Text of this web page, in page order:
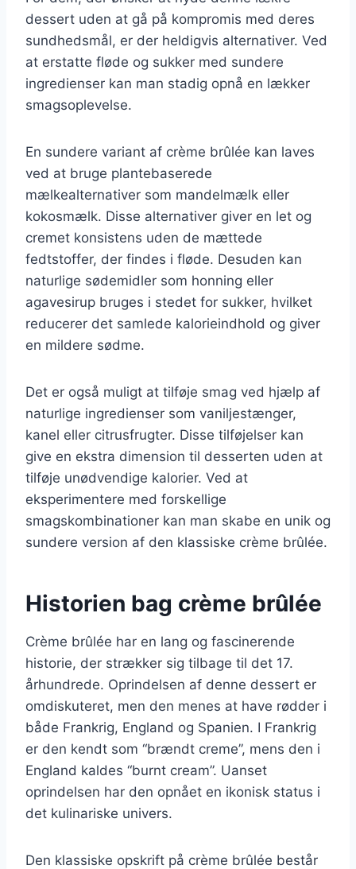
dessert uden at gå på kompromis med deres
sundhedsmål, er der heldigvis alternativer. Ved
at erstatte fløde og sukker med sundere
ingredienser kan man stadig opnå en lækker
smagsoplevelse.
En sundere variant af crème brûlée kan laves
ved at bruge plantebaserede
mælkealternativer som mandelmælk eller
kokosmælk. Disse alternativer giver en let og
cremet konsistens uden de mættede
fedtstoffer, der findes i fløde. Desuden kan
naturlige sødemidler som honning eller
agavesirup bruges i stedet for sukker, hvilket
reducerer det samlede kalorieindhold og giver
en mildere sødme.
Det er også muligt at tilføje smag ved hjælp af
naturlige ingredienser som vaniljestænger,
kanel eller citrusfrugter. Disse tilføjelser kan
give en ekstra dimension til desserten uden at
tilføje unødvendige kalorier. Ved at
eksperimentere med forskellige
smagskombinationer kan man skabe en unik og
sundere version af den klassiske crème brûlée.
Historien bag crème brûlée
Crème brûlée har en lang og fascinerende
historie, der strækker sig tilbage til det 17.
århundrede. Oprindelsen af denne dessert er
omdiskuteret, men den menes at have rødder i
både Frankrig, England og Spanien. I Frankrig
er den kendt som “brændt creme”, mens den i
England kaldes “burnt cream”. Uanset
oprindelsen har den opnået en ikonisk status i
det kulinariske univers.
Den klassiske opskrift på crème brûlée består